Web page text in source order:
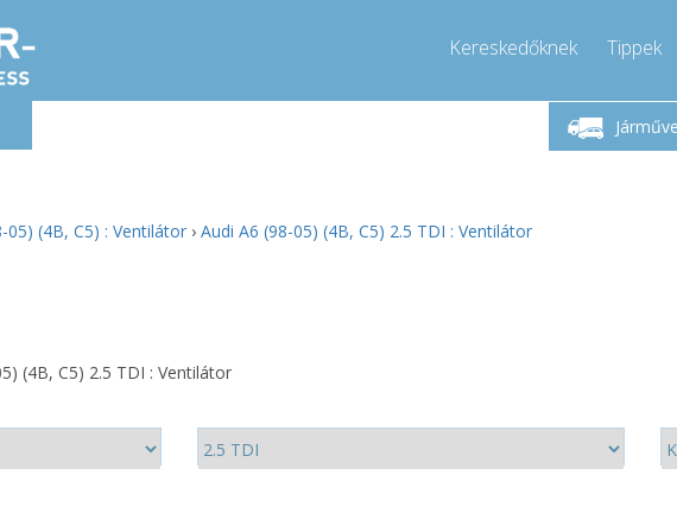
Kereskedőknek Tippek
Hétfő-Péntek 9-17
Hívjon!
05) (4B, C5) : Ventilátor › Audi A6 (98-05) (4B, C5) 2.5 TDI : Ventilátor
(4B, C5) 2.5 TDI : Ventilátor